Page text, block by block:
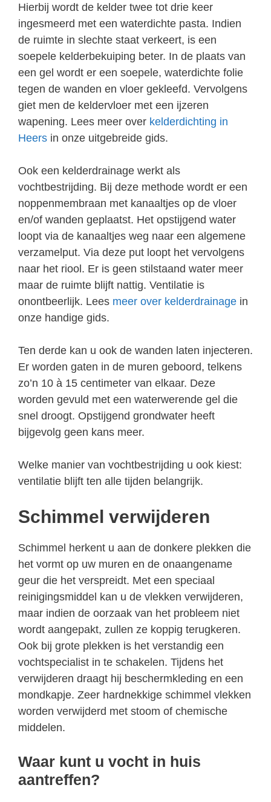
Hierbij wordt de kelder twee tot drie keer
ingesmeerd met een waterdichte pasta. Indien
de ruimte in slechte staat verkeert, is een
soepele kelderbekuiping beter. In de plaats van
een gel wordt er een soepele, waterdichte folie
tegen de wanden en vloer gekleefd. Vervolgens
giet men de keldervloer met een ijzeren
wapening. Lees meer over kelderdichting in
Heers in onze uitgebreide gids.
Ook een kelderdrainage werkt als
vochtbestrijding. Bij deze methode wordt er een
noppenmembraan met kanaaltjes op de vloer
en/of wanden geplaatst. Het opstijgend water
loopt via de kanaaltjes weg naar een algemene
verzamelput. Via deze put loopt het vervolgens
naar het riool. Er is geen stilstaand water meer
maar de ruimte blijft nattig. Ventilatie is
onontbeerlijk. Lees meer over kelderdrainage in
onze handige gids.
Ten derde kan u ook de wanden laten injecteren.
Er worden gaten in de muren geboord, telkens
zo’n 10 à 15 centimeter van elkaar. Deze
worden gevuld met een waterwerende gel die
snel droogt. Opstijgend grondwater heeft
bijgevolg geen kans meer.
Welke manier van vochtbestrijding u ook kiest:
ventilatie blijft ten alle tijden belangrijk.
Schimmel verwijderen
Schimmel herkent u aan de donkere plekken die
het vormt op uw muren en de onaangename
geur die het verspreidt. Met een speciaal
reinigingsmiddel kan u de vlekken verwijderen,
maar indien de oorzaak van het probleem niet
wordt aangepakt, zullen ze koppig terugkeren.
Ook bij grote plekken is het verstandig een
vochtspecialist in te schakelen. Tijdens het
verwijderen draagt hij beschermkleding en een
mondkapje. Zeer hardnekkige schimmel vlekken
worden verwijderd met stoom of chemische
middelen.
Waar kunt u vocht in huis
aantreffen?